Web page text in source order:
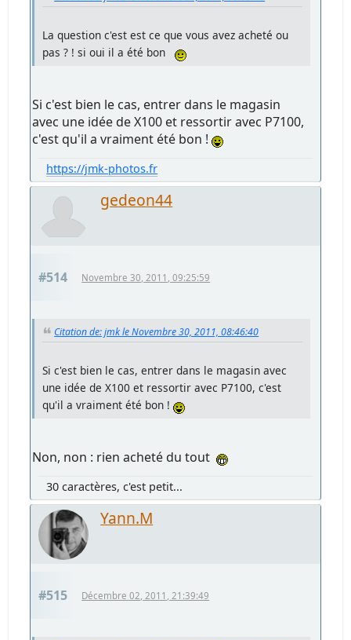
La question c'est est ce que vous avez acheté ou
pas ? ! si oui il a été bon
Si c'est bien le cas, entrer dans le magasin
avec une idée de X100 et ressortir avec P7100,
c'est qu'il a vraiment été bon !
https://jmk-photos.fr
gedeon44
#514 Novembre 30, 2011, 09:25:59
Citation de: jmk le Novembre 30, 2011, 08:46:40
Si c'est bien le cas, entrer dans le magasin avec
une idée de X100 et ressortir avec P7100, c'est
qu'il a vraiment été bon !
Non, non : rien acheté du tout
30 caractères, c'est petit...
Yann.M
#515 Décembre 02, 2011, 21:39:49